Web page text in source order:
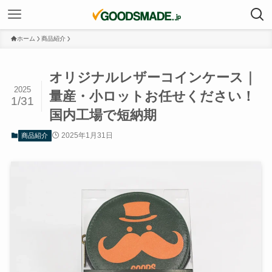
ホーム 商品紹介
オリジナルレザーコインケース｜
量産・小ロットお任せください！
国内工場で短納期
2025
1/31
商品紹介 2025年1月31日